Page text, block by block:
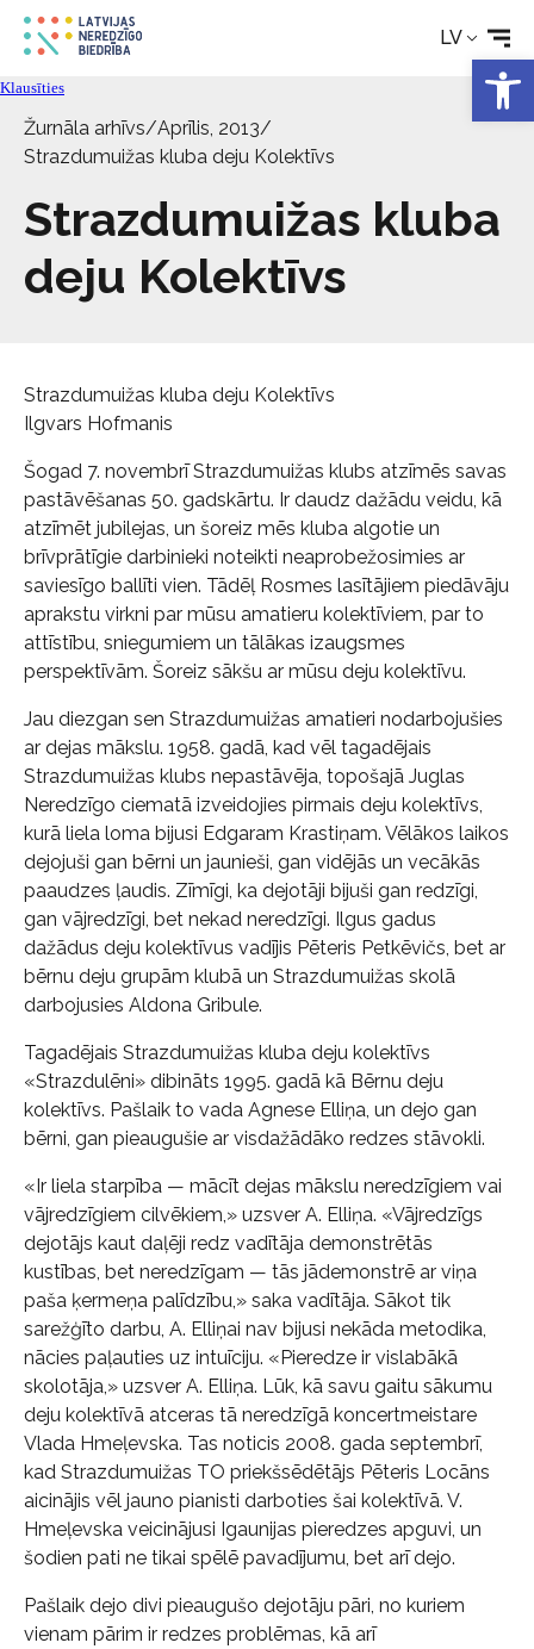
LV
Tehniskie palīglīdzekļi
Aktualitātes
Pakalpojumi
Par biedrību
Klausīties
Žurnāla arhīvs/Aprīlis, 2013/
Strazdumuižas kluba deju Kolektīvs
Strazdumuižas kluba
deju Kolektīvs
Strazdumuižas kluba deju Kolektīvs
Ilgvars Hofmanis
Šogad 7. novembrī Strazdumuižas klubs atzīmēs savas
pastāvēšanas 50. gadskārtu. Ir daudz dažādu veidu, kā
atzīmēt jubilejas, un šoreiz mēs kluba algotie un
brīvprātīgie darbinieki noteikti neaprobežosimies ar
saviesīgo ballīti vien. Tādēļ Rosmes lasītājiem piedāvāju
aprakstu virkni par mūsu amatieru kolektīviem, par to
attīstību, sniegumiem un tālākas izaugsmes
perspektīvām. Šoreiz sākšu ar mūsu deju kolektīvu.
Jau diezgan sen Strazdumuižas amatieri nodarbojušies
ar dejas mākslu. 1958. gadā, kad vēl tagadējais
Strazdumuižas klubs nepastāvēja, topošajā Juglas
Neredzīgo ciematā izveidojies pirmais deju kolektīvs,
kurā liela loma bijusi Edgaram Krastiņam. Vēlākos laikos
dejojuši gan bērni un jaunieši, gan vidējās un vecākās
paaudzes ļaudis. Zīmīgi, ka dejotāji bijuši gan redzīgi,
gan vājredzīgi, bet nekad neredzīgi. Ilgus gadus
dažādus deju kolektīvus vadījis Pēteris Petkēvičs, bet ar
bērnu deju grupām klubā un Strazdumuižas skolā
darbojusies Aldona Gribule.
Tagadējais Strazdumuižas kluba deju kolektīvs
«Strazdulēni» dibināts 1995. gadā kā Bērnu deju
kolektīvs. Pašlaik to vada Agnese Elliņa, un dejo gan
bērni, gan pieaugušie ar visdažādāko redzes stāvokli.
«Ir liela starpība — mācīt dejas mākslu neredzīgiem vai
vājredzīgiem cilvēkiem,» uzsver A. Elliņa. «Vājredzīgs
dejotājs kaut daļēji redz vadītāja demonstrētās
kustības, bet neredzīgam — tās jādemonstrē ar viņa
paša ķermeņa palīdzību,» saka vadītāja. Sākot tik
sarežģīto darbu, A. Elliņai nav bijusi nekāda metodika,
nācies paļauties uz intuīciju. «Pieredze ir vislabākā
skolotāja,» uzsver A. Elliņa. Lūk, kā savu gaitu sākumu
deju kolektīvā atceras tā neredzīgā koncertmeistare
Vlada Hmeļevska. Tas noticis 2008. gada septembrī,
kad Strazdumuižas TO priekšsēdētājs Pēteris Locāns
aicinājis vēl jauno pianisti darboties šai kolektīvā. V.
Hmeļevska veicinājusi Igaunijas pieredzes apguvi, un
šodien pati ne tikai spēlē pavadījumu, bet arī dejo.
Pašlaik dejo divi pieaugušo dejotāju pāri, no kuriem
vienam pārim ir redzes problēmas, kā arī